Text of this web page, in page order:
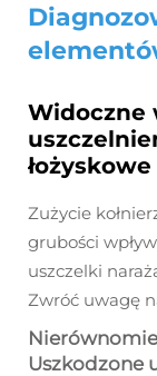
Widoczne
łożyskowe
Zużycie
grubości
uszczelki
Zwróć uwagę
Uszkodzone